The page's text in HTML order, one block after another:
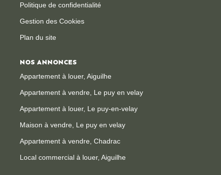
Politique de confidentialité
Gestion des Cookies
Plan du site
NOS ANNONCES
Appartement à louer, Aiguilhe
Appartement à vendre, Le puy en velay
Appartement à louer, Le puy-en-velay
Maison à vendre, Le puy en velay
Appartement à vendre, Chadrac
Local commercial à louer, Aiguilhe